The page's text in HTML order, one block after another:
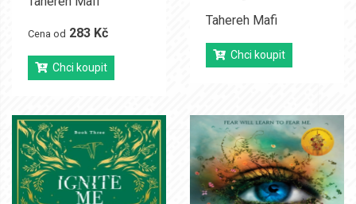
Cena od 283 Kč
Chci koupit
Tahereh Mafi
Chci koupit